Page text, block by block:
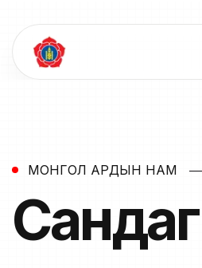
МОНГОЛ АРДЫН НАМ
Сандаг